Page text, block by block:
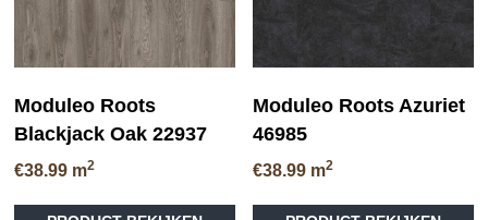
Moduleo Roots
Blackjack Oak 22937
€38.99 m2
Moduleo Roots Azuriet
46985
€38.99 m2